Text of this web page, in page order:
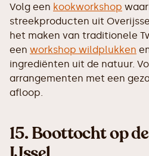
Volg een kookworkshop
streekproducten uit
het maken van traditionele
een workshop wildplukken
ingrediënten uit de natuur.
arrangementen met een
afloop.
15.Boottocht op